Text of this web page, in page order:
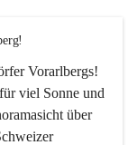
Vorarlbergs!
viel Sonne und
über